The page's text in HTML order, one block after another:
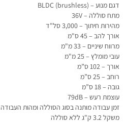
דגם מנוע – BLDC (brushless)
מתח סוללה – 36V
מהירות חיתוך – 3,000 סל"ד
אורך להב – 45 ס"מ
מרווח שיניים – 33 מ"מ
עובי מומלץ – 25 מ"מ
אורך – 102 ס”מ
רוחב – 25 ס”מ
גובה – 18 ס”מ
עוצמת רעש – 79dB
זמן עבודה מותנה בסוג הסוללה ומהות העבודה
משקל 3.2 ק"ג ללא סוללה